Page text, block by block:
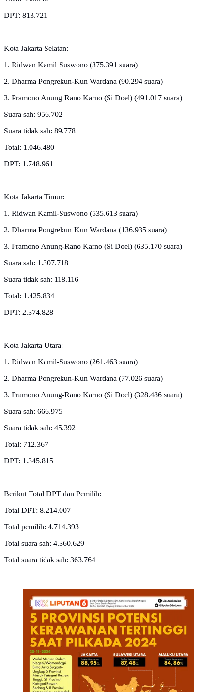
DPT: 813.721
Kota Jakarta Selatan:
1. Ridwan Kamil-Suswono (375.391 suara)
2. Dharma Pongrekun-Kun Wardana (90.294 suara)
3. Pramono Anung-Rano Karno (Si Doel) (491.017 suara)
Suara sah: 956.702
Suara tidak sah: 89.778
Total: 1.046.480
DPT: 1.748.961
Kota Jakarta Timur:
1. Ridwan Kamil-Suswono (535.613 suara)
2. Dharma Pongrekun-Kun Wardana (136.935 suara)
3. Pramono Anung-Rano Karno (Si Doel) (635.170 suara)
Suara sah: 1.307.718
Suara tidak sah: 118.116
Total: 1.425.834
DPT: 2.374.828
Kota Jakarta Utara:
1. Ridwan Kamil-Suswono (261.463 suara)
2. Dharma Pongrekun-Kun Wardana (77.026 suara)
3. Pramono Anung-Rano Karno (Si Doel) (328.486 suara)
Suara sah: 666.975
Suara tidak sah: 45.392
Total: 712.367
DPT: 1.345.815
Berikut Total DPT dan Pemilih:
Total DPT: 8.214.007
Total pemilih: 4.714.393
Total suara sah: 4.360.629
Total suara tidak sah: 363.764